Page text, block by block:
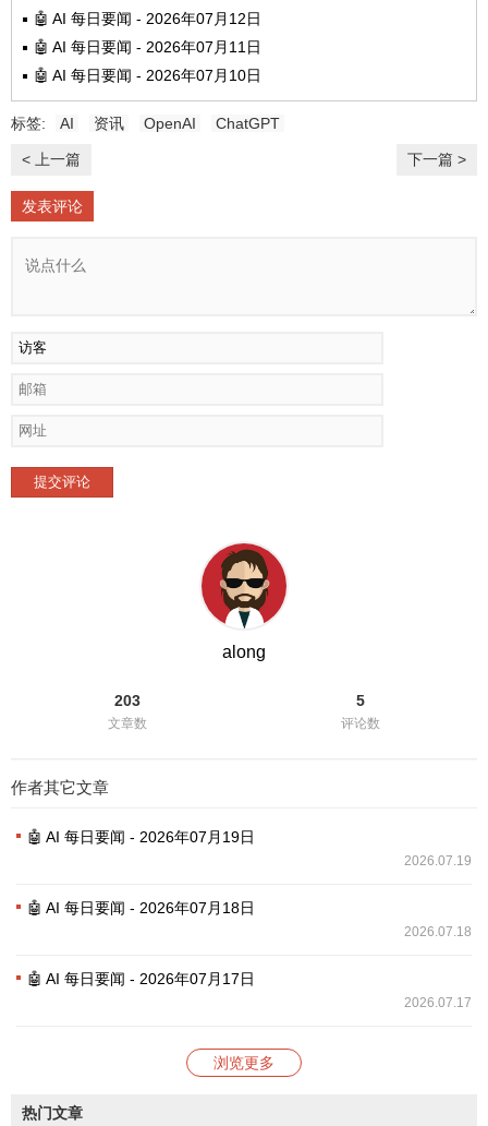
🤖 AI 每日要闻 - 2026年07月12日
🤖 AI 每日要闻 - 2026年07月11日
🤖 AI 每日要闻 - 2026年07月10日
标签: AI 资讯 OpenAI ChatGPT
< 上一篇 下一篇 >
发表评论
提交评论
along
203
文章数
5
评论数
作者其它文章
🤖 AI 每日要闻 - 2026年07月19日
2026.07.19
🤖 AI 每日要闻 - 2026年07月18日
2026.07.18
🤖 AI 每日要闻 - 2026年07月17日
2026.07.17
浏览更多
热门文章